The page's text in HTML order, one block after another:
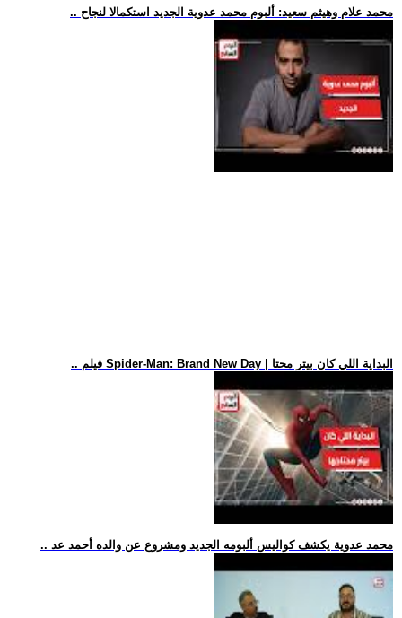
.. محمد علام وهيثم سعيد: ألبوم محمد عدوية الجديد استكمالا لنجاح
.. فيلم Spider-Man: Brand New Day | البداية اللي كان بيتر محتا
.. محمد عدوية يكشف كواليس ألبومه الجديد ومشروع عن والده أحمد عد